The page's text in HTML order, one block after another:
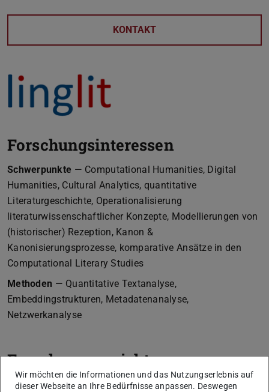
KONTAKT
Forschungsinteressen
Schwerpunkte — Computational Humanities, Digital
Humanities, Cultural Analytics, quantitative
Literaturgeschichte, Operationalisierung
literaturwissenschaftlicher Konzepte, Modellierungen von
(historischer) Rezeption, Kanon &
Kanonisierungsprozesse, komparative Ansätze in den
Computational Literary Studies
Methoden — Quantitative Textanalyse,
Embeddingstrukturen, Metadatenanalyse,
Netzwerkanalyse
Forschungsprojekte
Relating the Unread. Modelling Literary History
Wir möchten die Informationen und das Nutzungserlebnis auf
dieser Webseite an Ihre Bedürfnisse anpassen. Deswegen